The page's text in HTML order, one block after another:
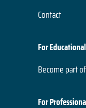
Contact
For
Become part
For